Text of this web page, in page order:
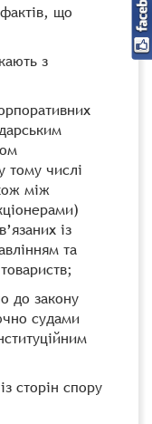
що
з
тому числі
між
із
та
до закону
судами
сторін спору